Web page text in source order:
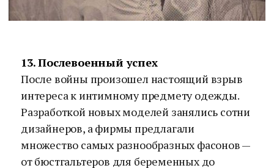
13. Послевоенный успех
После войны произошел настоящий взрыв
интереса к интимному предмету одежды.
Разработкой новых моделей занялись сотни
дизайнеров, а фирмы предлагали
множество самых разнообразных фасонов —
от бюстгальтеров для беременных до